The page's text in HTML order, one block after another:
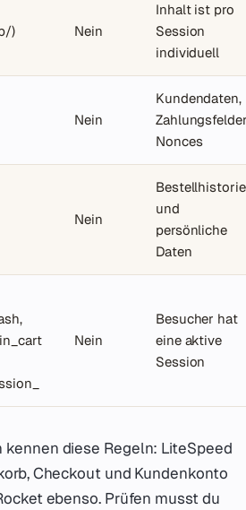
) Nein
Inhalt ist pro
Session
individuell
Nein
Kundendaten,
Nonces
Nein
Bestellhistorie
und
persönliche
Daten
Nein
Besucher hat
eine aktive
Session
diese Regeln: LiteSpeed
Checkout und Kundenkonto
ebenso. Prüfen musst du